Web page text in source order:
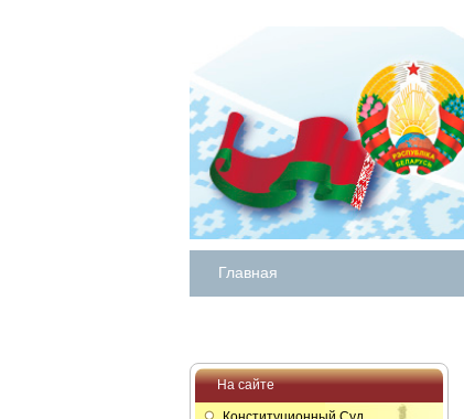
Главная
На сайте